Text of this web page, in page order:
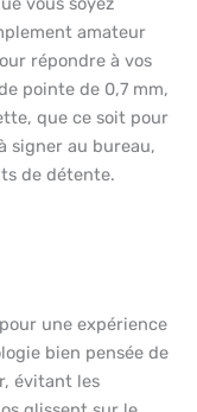
amateur
répondre à vos
pointe de 0,7 mm,
que ce soit pour
signer au bureau,
de détente.
une expérience
bien pensée de
évitant les